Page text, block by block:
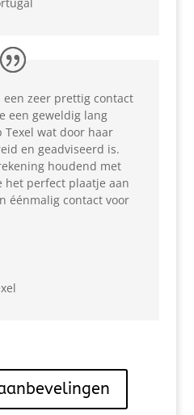
zeer prettig contact
een geweldig lang
Texel wat door haar
en geadviseerd is.
houdend met
het perfect plaatje aan
éénmalig contact voor